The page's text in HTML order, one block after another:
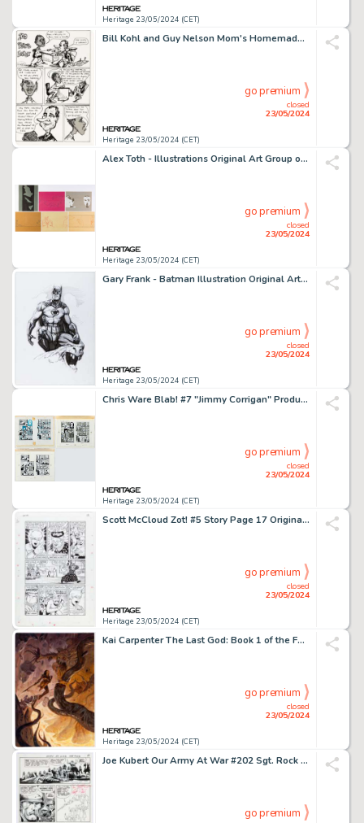
Heritage 23/05/2024 (CET)
Bill Kohl and Guy Nelson Mom's Homemade Comics #2 8-Complete Stories Original Art Group of 13 (Print Mint/Kitchen Sink, 1970). (Total: 13 Original Art)
Heritage 23/05/2024 (CET)
closed
23/05/2024
go premium
Alex Toth - Illustrations Original Art Group of 6 (1970). (Total: 6 Original Art)
Heritage 23/05/2024 (CET)
closed
23/05/2024
go premium
Gary Frank - Batman Illustration Original Art (2018).
Heritage 23/05/2024 (CET)
closed
23/05/2024
go premium
Chris Ware Blab! #7 "Jimmy Corrigan" Production Color Guide Group of 3 (Kitchen Sink Press, 1992). (Total: 4 Items)
Heritage 23/05/2024 (CET)
closed
23/05/2024
go premium
Scott McCloud Zot! #5 Story Page 17 Original Art (Eclipse, 1984).
Heritage 23/05/2024 (CET)
closed
23/05/2024
go premium
Kai Carpenter The Last God: Book 1 of the Fellspyre Chronicles #9 Cover Original Art (DC/Black Label, 2020).
Heritage 23/05/2024 (CET)
closed
23/05/2024
go premium
Joe Kubert Our Army At War #202 Sgt. Rock Story Page 12 Original Art (DC, 1969).
go premium